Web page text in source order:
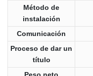
Método de
instalación
Comunicación
Proceso de dar un
título